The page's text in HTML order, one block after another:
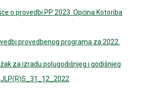
o provedbi PP 2023. Općina Kotoriba
provedbenog programa za 2022.
za izradu polugodišnjeg i godišnjeg